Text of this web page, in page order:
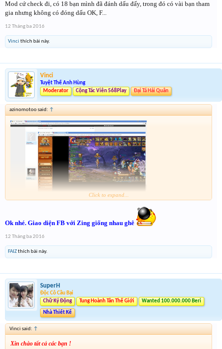
Mod cứ check đi, có 18 bạn mình đã đánh dấu đấy, trong đó có vài bạn tham
gia nhưng không có đóng dấu OK, F...
12 Tháng ba 2016
Vinci thích bài này.
Vinci
Tuyệt Thế Anh Hùng
Moderator
Cộng Tác Viên 568Play Đại Tá Hải Quân
azinomotoo said: ↑
@Vincimod xem mình sv 568 mà sao mod ghi là sv zing
Click to expand...
Ok nhé. Giao diện FB với Zing giống nhau ghê
12 Tháng ba 2016
FAIZthích bài này.
SuperH
Độc Cô Cầu Bại
Chữ Ký Động
Tung Hoành Tân Thế Giới Wanted 100.000.000 Beri
Nhà Thiết Kế
Vinci said: ↑
Xin chào tất cả các bạn !